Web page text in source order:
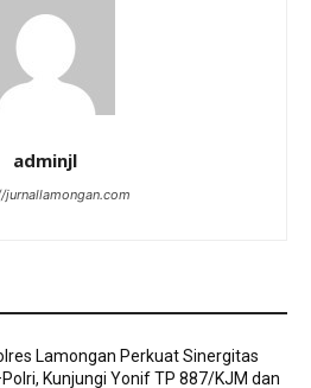
adminjl
Lamongan Perkuat Sinergitas
Kunjungi Yonif TP 887/KJM dan